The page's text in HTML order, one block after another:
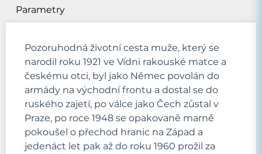
Parametry
Pozoruhodná životní cesta muže, který se
narodil roku 1921 ve Vídni rakouské matce a
českému otci, byl jako Němec povolán do
armády na východní frontu a dostal se do
ruského zajetí, po válce jako Čech zůstal v
Praze, po roce 1948 se opakovaně marně
pokoušel o přechod hranic na Západ a
jedenáct let pak až do roku 1960 prožil za